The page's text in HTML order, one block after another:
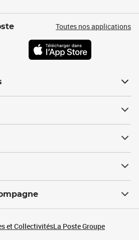
Toutes nos applications
et CollectivitésLa Poste Groupe